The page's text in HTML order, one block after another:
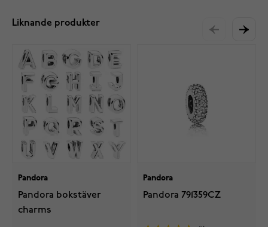
Liknande produkter
Pandora
Pandora bokstäver
charms
Pandora
Pandora 791359CZ